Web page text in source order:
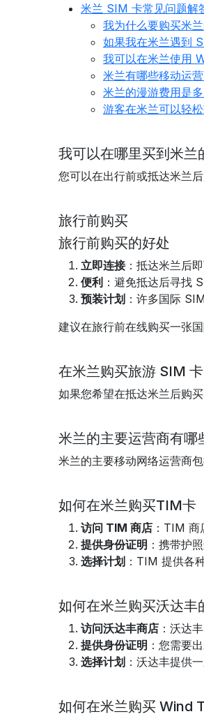
米兰 SIM 卡常见问题解
我为什么要购买米
如果我在米兰遇到
我可以在米兰使用
米兰有哪些移动运营
米兰的漫游费用是多
游客在米兰可以轻
我可以在哪里买到米兰
您可以在出行前或抵达米兰
旅行前购买
旅行前购买的好处
立即连接：抵达米兰后
便利 ：避免抵达后寻找
预装计划 ：许多国际
建议在旅行前在线购买一张
在米兰购买旅游 SIM 卡
如果您希望在抵达米兰后购
米兰的主要运营商有哪
米兰的主要移动网络运营商
如何在米兰购买TIM卡
访问 TIM 商店 ：TIM 商
提供身份证明 ：携带护
选择计划 ：TIM 提供各
如何在米兰购买沃达丰
访问沃达丰商店 ：沃达
提供身份证明 ：您需要
选择计划 ：沃达丰提供
如何在米兰购买 Wind